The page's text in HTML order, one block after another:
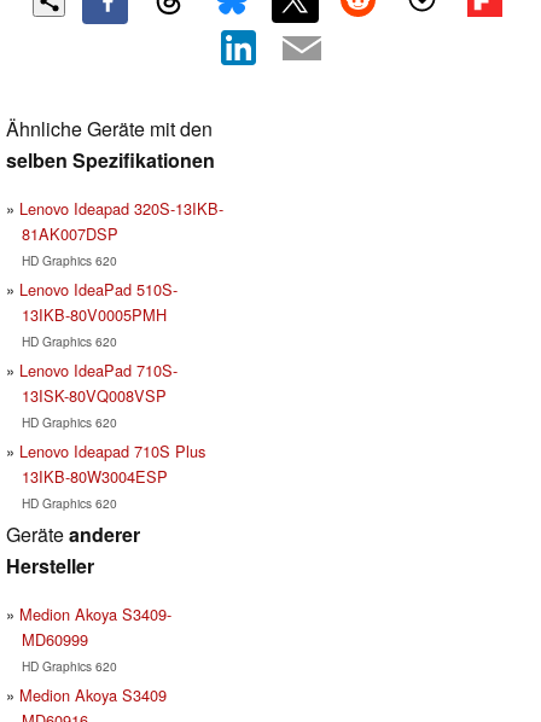
Ähnliche Geräte mit den
selben Spezifikationen
Lenovo Ideapad 320S-13IKB-
81AK007DSP
HD Graphics 620
Lenovo IdeaPad 510S-
13IKB-80V0005PMH
HD Graphics 620
Lenovo IdeaPad 710S-
13ISK-80VQ008VSP
HD Graphics 620
Lenovo Ideapad 710S Plus
13IKB-80W3004ESP
HD Graphics 620
Geräteanderer
Hersteller
Medion Akoya S3409-
MD60999
HD Graphics 620
Medion Akoya S3409